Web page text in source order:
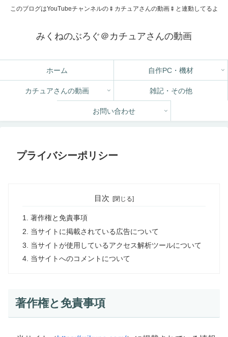
このブログはYouTubeチャンネルの🍢カチュアさんの動画🍢と連動してるよ
みくねのぶろぐ＠カチュアさんの動画
ホーム 自作PC・機材
カチュアさんの動画 雑記・その他
お問い合わせ
プライバシーポリシー
目次
著作権と免責事項
当サイトに掲載されている広告について
当サイトが使用しているアクセス解析ツールについて
当サイトへのコメントについて
著作権と免責事項